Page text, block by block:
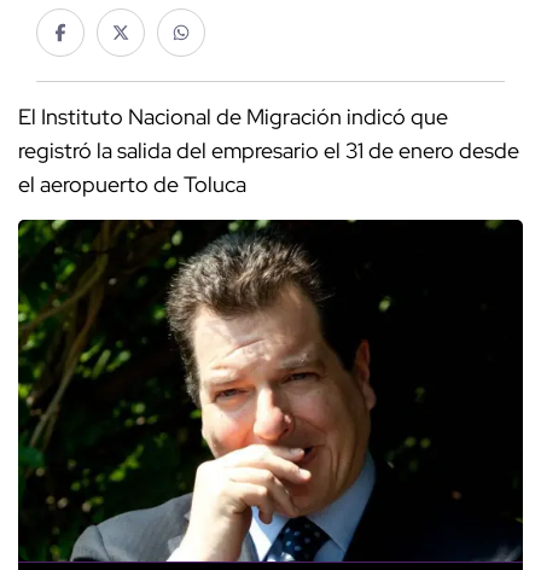
El Instituto Nacional de Migración indicó que
registró la salida del empresario el 31 de enero desde
el aeropuerto de Toluca